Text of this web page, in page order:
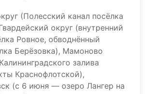
(Полесский канал посёлка
округ (внутренний
Ровное, обводнённый
Берёзовка), Мамоново
залива
Краснофлотской),
(с 6 июня — озеро Лангер на